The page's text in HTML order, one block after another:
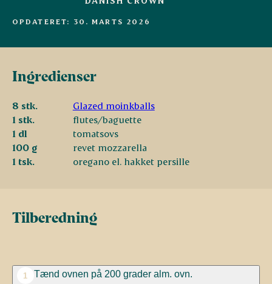
OPDATERET: 30. MARTS 2026
Ingredienser
8 stk.
Glazed moinkballs
1 stk.
flutes/baguette
1 dl
tomatsovs
100 g
revet mozzarella
1 tsk.
oregano el. hakket persille
Tilberedning
1 Tænd ovnen på 200 grader alm. ovn.